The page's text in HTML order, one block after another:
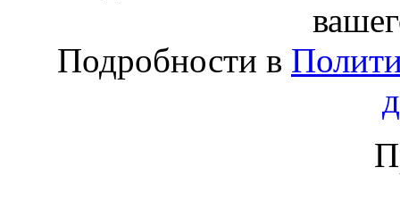
Подробности в